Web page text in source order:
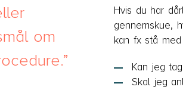
om
Hvis du har
gennemskue,
kan fx stå
Kan jeg
Skal jeg